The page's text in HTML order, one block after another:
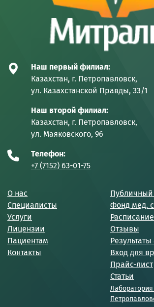
О нас
Специалисты
Услуги
Лицензии
Пациентам
Контакты
Публичный
Фонд мед.
Расписание
Отзывы
Вход для
Прайс-лист
Статьи
Наш первый филиал:
Казахстан, г. Петропавловск,
ул. Казахстанской Правды, 33/1
Наш второй филиал:
Казахстан, г. Петропавловск,
ул. Маяковского, 96
Телефон:
+7 (7152) 63-01-75